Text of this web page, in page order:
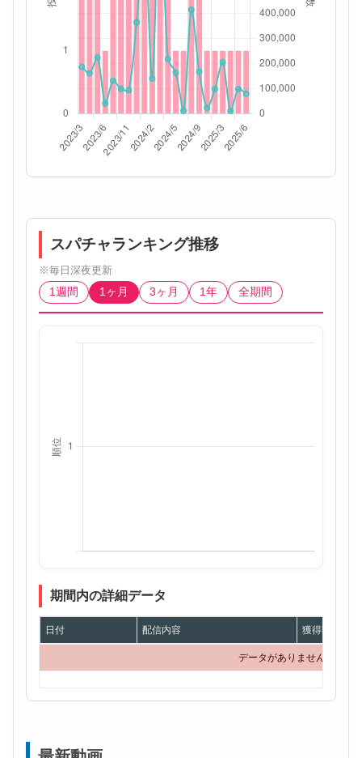
スパチャランキング推移
※毎日深夜更新
1週間
1ヶ月 3ヶ月 1年 全期間
期間内の詳細データ
日付 配信内容 獲得額
データがありません